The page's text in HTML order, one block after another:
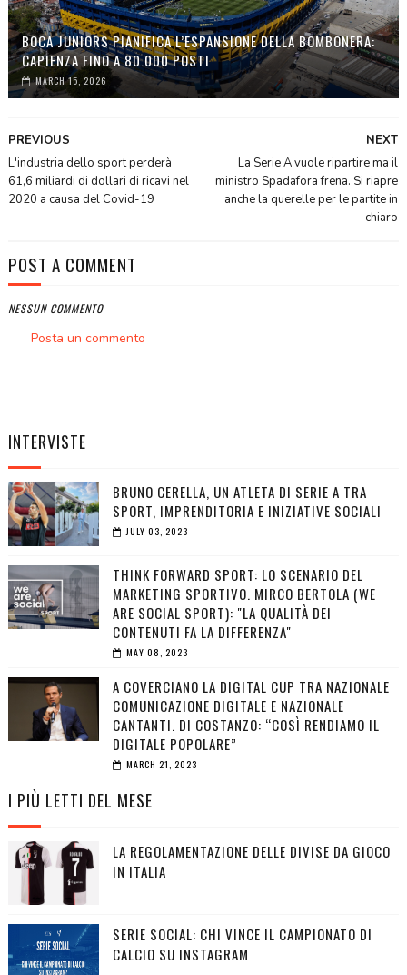
BOCA JUNIORS PIANIFICA L’ESPANSIONE DELLA BOMBONERA:
CAPIENZA FINO A 80.000 POSTI
MARCH 15, 2026
NEXT
La Serie A vuole ripartire ma il
ministro Spadafora frena. Si riapre
anche la querelle per le partite in
chiaro
PREVIOUS
L'industria dello sport perderà
61,6 miliardi di dollari di ricavi nel
2020 a causa del Covid-19
POST A COMMENT
NESSUN COMMENTO
Posta un commento
INTERVISTE
BRUNO CERELLA, UN ATLETA DI SERIE A TRA
SPORT, IMPRENDITORIA E INIZIATIVE SOCIALI
JULY 03, 2023
THINK FORWARD SPORT: LO SCENARIO DEL
MARKETING SPORTIVO. MIRCO BERTOLA (WE
ARE SOCIAL SPORT): "LA QUALITÀ DEI
CONTENUTI FA LA DIFFERENZA"
MAY 08, 2023
A COVERCIANO LA DIGITAL CUP TRA NAZIONALE
COMUNICAZIONE DIGITALE E NAZIONALE
CANTANTI. DI COSTANZO: “COSÌ RENDIAMO IL
DIGITALE POPOLARE”
MARCH 21, 2023
I PIÙ LETTI DEL MESE
LA REGOLAMENTAZIONE DELLE DIVISE DA GIOCO
IN ITALIA
SERIE SOCIAL: CHI VINCE IL CAMPIONATO DI
CALCIO SU INSTAGRAM